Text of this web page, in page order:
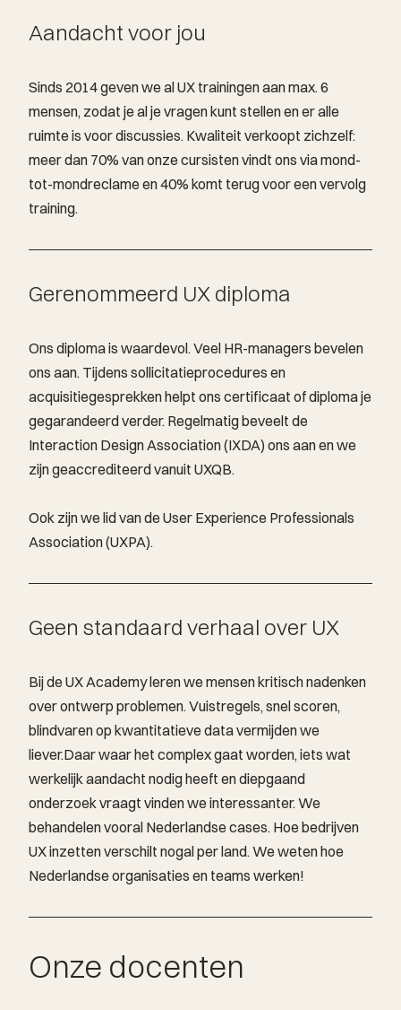
Aandacht voor jou
Sinds 2014 geven we al UX trainingen aan max. 6
mensen, zodat je al je vragen kunt stellen en er alle
ruimte is voor discussies. Kwaliteit verkoopt zichzelf:
meer dan 70% van onze cursisten vindt ons via mond-
tot-mondreclame en 40% komt terug voor een vervolg
training.
Gerenommeerd UX diploma
Ons diploma is waardevol. Veel HR-managers bevelen
ons aan. Tijdens sollicitatieprocedures en
acquisitiegesprekken helpt ons certificaat of diploma je
gegarandeerd verder. Regelmatig beveelt de
Interaction Design Association (IXDA) ons aan en we
zijn geaccrediteerd vanuit UXQB.
Ook zijn we lid van de User Experience Professionals
Association (UXPA).
Geen standaard verhaal over UX
Bij de UX Academy leren we mensen kritisch nadenken
over ontwerp problemen. Vuistregels, snel scoren,
blindvaren op kwantitatieve data vermijden we
liever.Daar waar het complex gaat worden, iets wat
werkelijk aandacht nodig heeft en diepgaand
onderzoek vraagt vinden we interessanter. We
behandelen vooral Nederlandse cases. Hoe bedrijven
UX inzetten verschilt nogal per land. We weten hoe
Nederlandse organisaties en teams werken!
Onze docenten